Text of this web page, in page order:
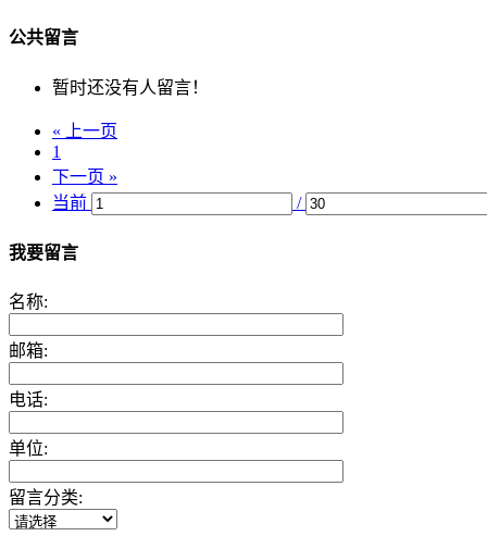
公共留言
暂时还没有人留言！
« 上一页
1
下一页 »
当前
/
我要留言
名称:
邮箱:
电话:
单位:
留言分类: